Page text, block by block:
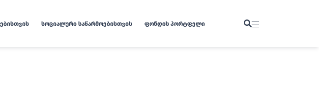
ᲡᲝᲪᲘᲐᲚᲣᲠᲘ ᲡᲐᲬᲐᲠᲛᲝᲔᲑᲘᲡᲗᲕᲘᲡ ᲤᲝᲜᲓᲘᲡ ᲞᲝᲠᲢᲤᲔᲚᲘ